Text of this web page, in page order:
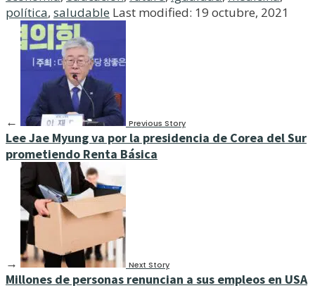
política, saludable Last modified: 19 octubre, 2021
← Previous Story
Lee Jae Myung va por la presidencia de Corea del Sur
prometiendo Renta Básica
→ Next Story
Millones de personas renuncian a sus empleos en USA